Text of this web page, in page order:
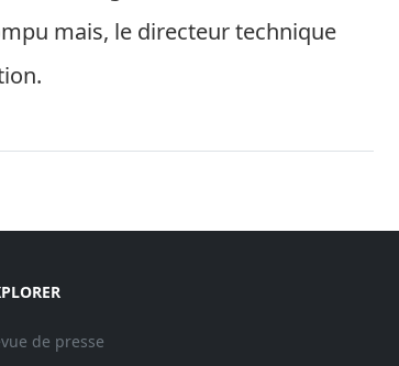
mais, le directeur technique
de presse